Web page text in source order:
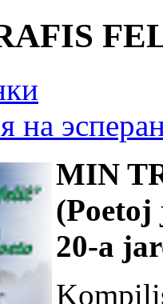
на
MIN
(Poetoj
20-a